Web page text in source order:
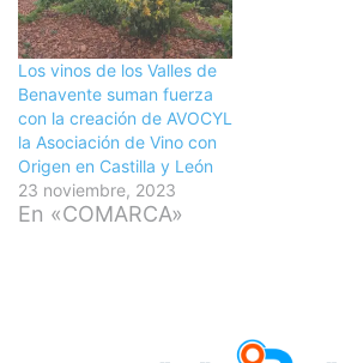
Los vinos de los Valles de
Benavente suman fuerza
con la creación de AVOCYL
la Asociación de Vino con
Origen en Castilla y León
23 noviembre, 2023
En «COMARCA»